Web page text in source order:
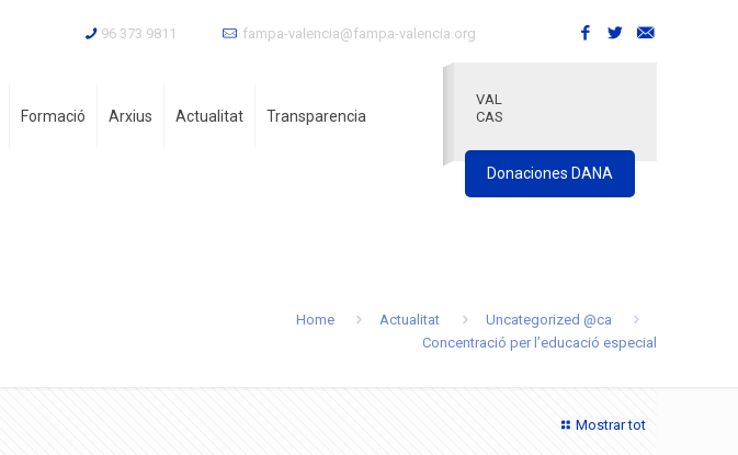
96 373 9811 fampa-valencia@fampa-valencia.org
Formació Arxius Actualitat Transparencia
VAL
CAS
Donaciones DANA
Home Actualitat
Uncategorized @ca
Concentració per l’educació especial
Mostrar tot